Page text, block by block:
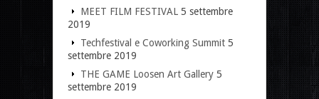
MEET FILM FESTIVAL 5 settembre
2019
Techfestival e Coworking Summit 5
settembre 2019
THE GAME Loosen Art Gallery 5
settembre 2019